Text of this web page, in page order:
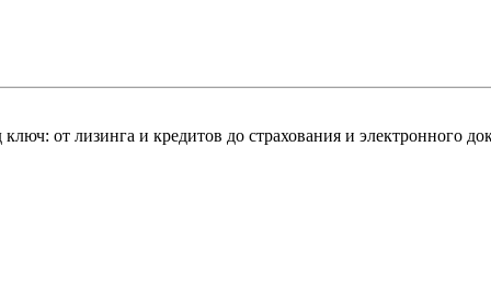
от лизинга и кредитов до страхования и электронного